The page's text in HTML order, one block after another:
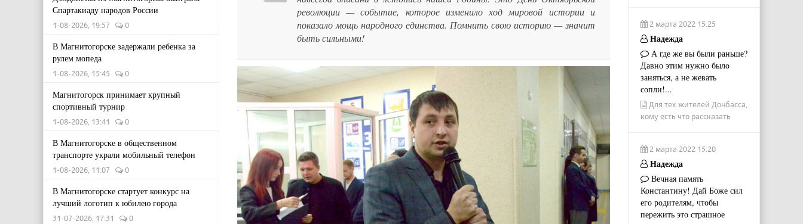
Спартакиаду народов России
1-08-2026, 19:57 0
В Магнитогорске задержали ребенка за
рулем мопеда
1-08-2026, 15:45 0
Магнитогорск принимает крупный
спортивный турнир
1-08-2026, 13:41 0
В Магнитогорске в общественном
транспорте украли мобильный телефон
1-08-2026, 11:07 0
В Магнитогорске стартует конкурс на
лучший логотип к юбилею города
31-07-2026, 17:31 0
революции — событие, которое изменило ход мировой истории и
показало мощь народного единства. Помнить свою историю — значит
быть сильными!
2 марта 2022 15:25
Надежда
А где же вы были раньше?
Давно этим нужно было
заняться, а не жевать
сопли!...
Для тех жителей Донбасса,
кому есть что рассказать
2 марта 2022 15:20
Надежда
Вечная память
Константину! Дай Боже сил
его родителям, чтобы
пережить это страшное